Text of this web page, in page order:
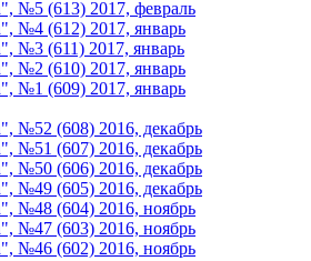
№5 (613) 2017, февраль
№4 (612) 2017, январь
№3 (611) 2017, январь
№2 (610) 2017, январь
№1 (609) 2017, январь
№52 (608) 2016, декабрь
№51 (607) 2016, декабрь
№50 (606) 2016, декабрь
№49 (605) 2016, декабрь
№48 (604) 2016, ноябрь
№47 (603) 2016, ноябрь
№46 (602) 2016, ноябрь